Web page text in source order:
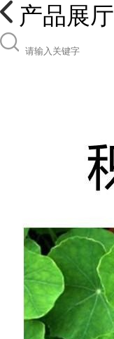
产品展厅